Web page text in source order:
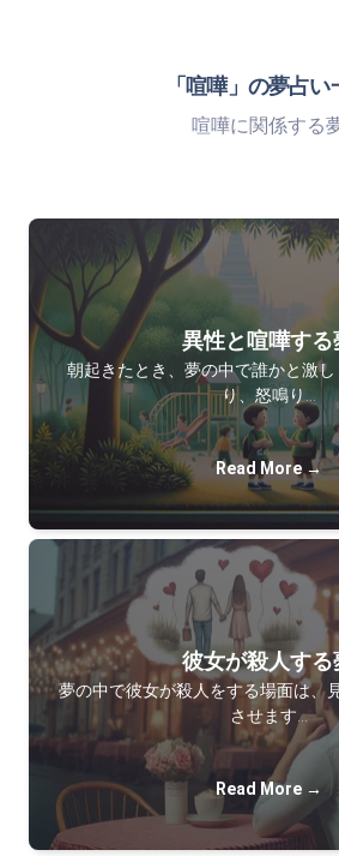
「喧嘩」の夢占い
喧嘩に関係する
異性と喧嘩する
朝起きたとき、夢の中で誰かと激
り、怒鳴り…
Read More →
彼女が殺人する
夢の中で彼女が殺人をする場面は、
させます…
Read More →